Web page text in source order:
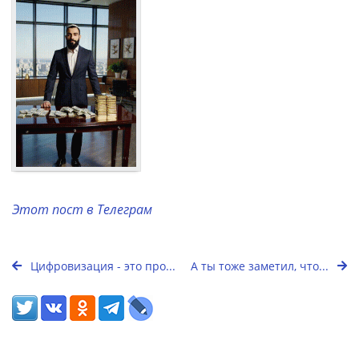
Этот пост в Телеграм
Цифровизация - это про... А ты тоже заметил, что...